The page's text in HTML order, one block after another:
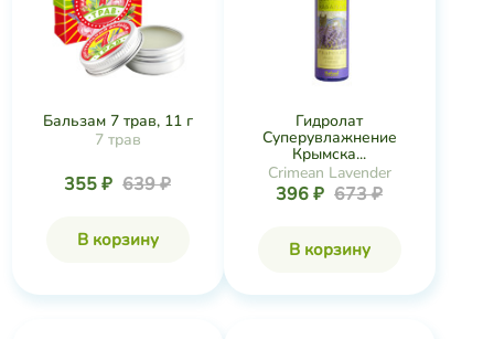
Бальзам 7 трав, 11 г
7 трав
355 ₽ 639 ₽
В корзину
Гидролат
Суперувлажнение
Крымска...
Crimean Lavender
396 ₽ 673 ₽
В корзину